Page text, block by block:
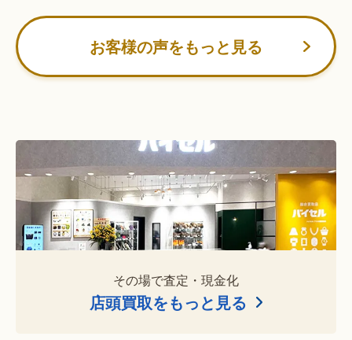
お客様の声をもっと見る
その場で査定・現金化
店頭買取をもっと見る